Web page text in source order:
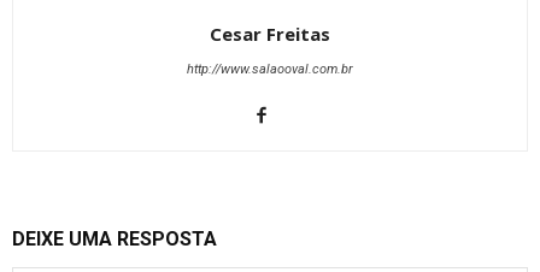
Cesar Freitas
http://www.salaooval.com.br
DEIXE UMA RESPOSTA